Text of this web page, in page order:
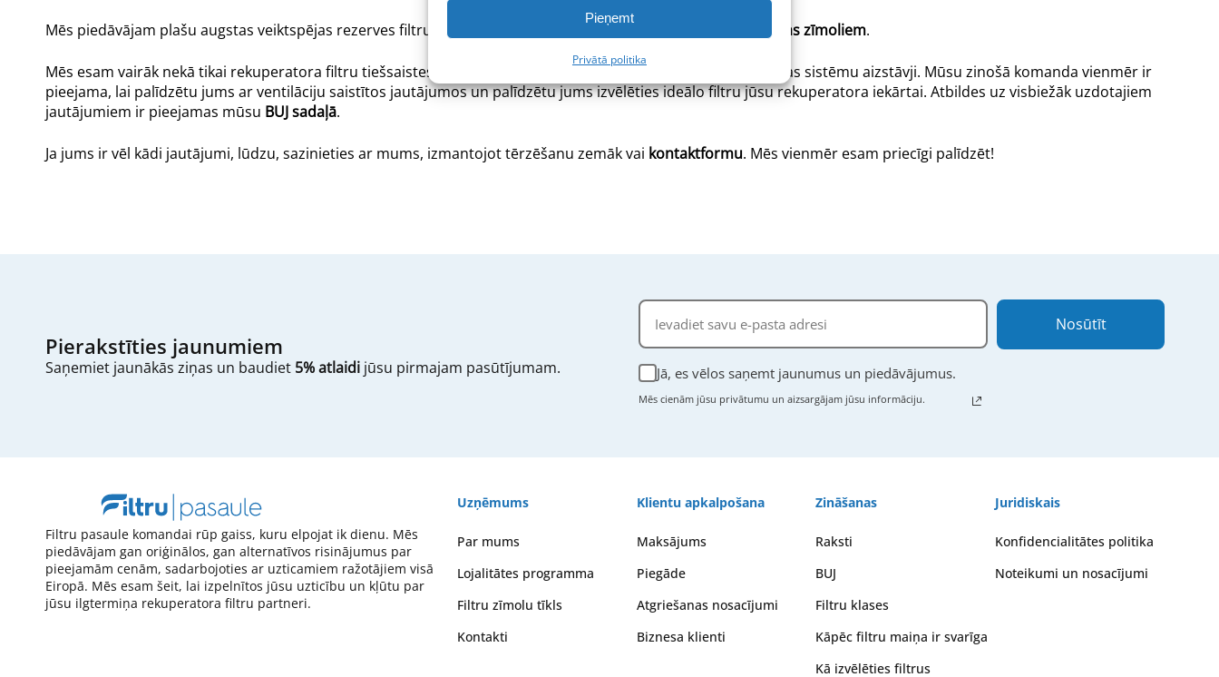
Pieņemt
Privātā politika
Mēs piedāvājam plašu augstas veiktspējas rezerves filtru izvēli, kas ir saderīgi ar visiem galvenajiem ventilācijas zīmoliem.
Mēs esam vairāk nekā tikai rekuperatora filtru tiešsaistes veikals – mēs esam aizrautīgi tīra gaisa un ventilācijas sistēmu aizstāvji. Mūsu zinošā komanda vienmēr ir
pieejama, lai palīdzētu jums ar ventilāciju saistītos jautājumos un palīdzētu jums izvēlēties ideālo filtru jūsu rekuperatora iekārtai. Atbildes uz visbiežāk uzdotajiem
jautājumiem ir pieejamas mūsu BUJ sadaļā.
Ja jums ir vēl kādi jautājumi, lūdzu, sazinieties ar mums, izmantojot tērzēšanu zemāk vai kontaktformu. Mēs vienmēr esam priecīgi palīdzēt!
Pierakstīties jaunumiem
Saņemiet jaunākās ziņas un baudiet 5% atlaidi jūsu pirmajam pasūtījumam. Jā, es vēlos saņemt jaunumus un piedāvājumus.
Mēs cienām jūsu privātumu un aizsargājam jūsu informāciju.
Nosūtīt
Filtru pasaule komandai rūp gaiss, kuru elpojat ik dienu. Mēs
piedāvājam gan oriģinālos, gan alternatīvos risinājumus par
pieejamām cenām, sadarbojoties ar uzticamiem ražotājiem visā
Eiropā. Mēs esam šeit, lai izpelnītos jūsu uzticību un kļūtu par
jūsu ilgtermiņa rekuperatora filtru partneri.
Uzņēmums
Par mums
Lojalitātes programma
Filtru zīmolu tīkls
Kontakti
Klientu apkalpošana
Maksājums
Piegāde
Atgriešanas nosacījumi
Biznesa klienti
Zināšanas
Raksti
BUJ
Filtru klases
Kāpēc filtru maiņa ir svarīga
Kā izvēlēties filtrus
Juridiskais
Konfidencialitātes politika
Noteikumi un nosacījumi